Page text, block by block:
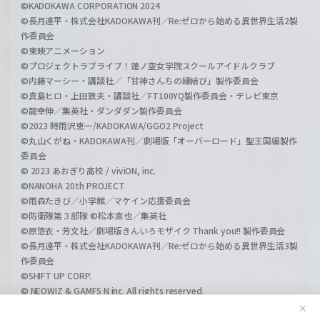
✕
©KADOKAWA CORPORATION 2024
©長月達平・株式会社KADOKAWA刊／Re:ゼロから始める異世界生活2製
作委員会
©東映アニメーション
©プロジェクトラブライブ！蓮ノ空女学院スクールアイドルクラブ
©内藤マーシー・講談社／「甘神さんちの縁結び」製作委員会
©真島ヒロ・上田敦夫・講談社／FT100YQ製作委員会・テレビ東京
©龍幸伸／集英社・ダンダダン製作委員会
©2023 時雨沢恵一/KADOKAWA/GGO2 Project
©丸山くがね・KADOKAWA刊／劇場版「オーバーロード」聖王国編製作
委員会
© 2023 あおぎり高校 / viviON, inc.
©NANOHA 20th PROJECT
©雨森たきび／小学館／マケイン応援委員会
©防衛隊第３部隊 ©松本直也／集英社
©原悠衣・芳文社／劇場版きんいろモザイク Thank you!! 製作委員会
©長月達平・株式会社KADOKAWA刊／Re:ゼロから始める異世界生活3製
作委員会
©SHIFT UP CORP.
© NEOWIZ & GAMFS N inc. All rights reserved.